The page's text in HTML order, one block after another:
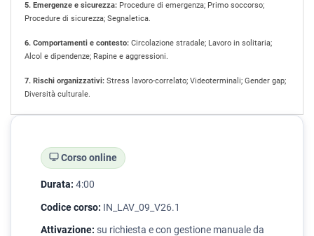
5. Emergenze e sicurezza: Procedure di emergenza; Primo soccorso;
Procedure di sicurezza; Segnaletica.
6. Comportamenti e contesto: Circolazione stradale; Lavoro in solitaria;
Alcol e dipendenze; Rapine e aggressioni.
7. Rischi organizzativi: Stress lavoro-correlato; Videoterminali; Gender gap;
Diversità culturale.
Corso online
Durata: 4:00
Codice corso: IN_LAV_09_V26.1
Attivazione: su richiesta e con gestione manuale da